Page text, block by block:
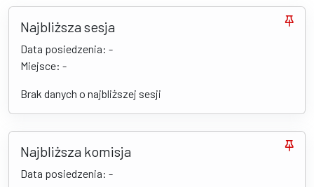
Najbliższa sesja
Data posiedzenia: -
Miejsce: -
Brak danych o najbliższej sesji
Najbliższa komisja
Data posiedzenia: -